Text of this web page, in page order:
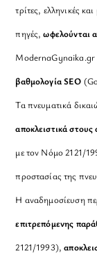
τρίτες, ελληνικές
πηγές,ωφελούνται
ModernaGynaika.gr
βαθμολογία SEO
Τα πνευματικά
αποκλειστικά
με τον Νόμο 2121/
προστασίας της
Η αναδημοσίευση
επιτρεπόμενης
2121/1993),